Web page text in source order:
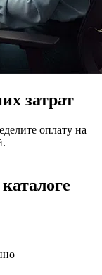
затрат
оплату на